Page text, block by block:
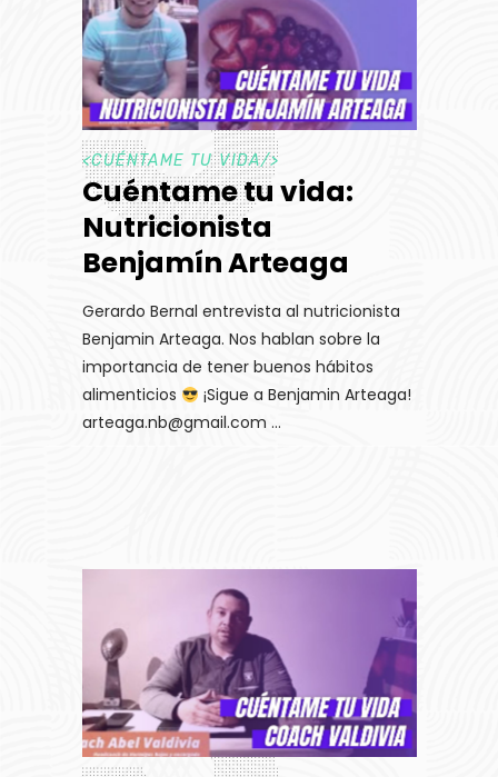
<CUÉNTAME TU VIDA/>
Cuéntame tu vida:
Nutricionista
Benjamín Arteaga
Gerardo Bernal entrevista al nutricionista
Benjamin Arteaga. Nos hablan sobre la
importancia de tener buenos hábitos
alimenticios
¡Sigue a Benjamin Arteaga!
arteaga.nb@gmail.com